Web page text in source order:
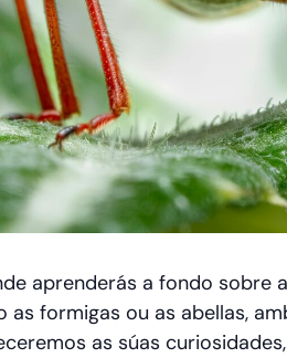
aprenderás a fondo sobre
as formigas ou as abellas,
as súas